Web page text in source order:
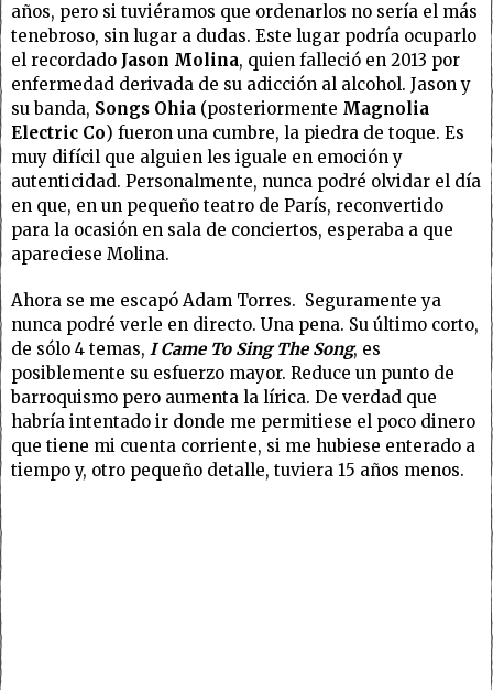
años, pero si tuviéramos que ordenarlos no sería el más
tenebroso, sin lugar a dudas. Este lugar podría ocuparlo
el recordado Jason Molina, quien falleció en 2013 por
enfermedad derivada de su adicción al alcohol. Jason y
su banda, Songs Ohia (posteriormente Magnolia
Electric Co) fueron una cumbre, la piedra de toque. Es
muy difícil que alguien les iguale en emoción y
autenticidad. Personalmente, nunca podré olvidar el día
en que, en un pequeño teatro de París, reconvertido
para la ocasión en sala de conciertos, esperaba a que
apareciese Molina.
Ahora se me escapó Adam Torres. Seguramente ya
nunca podré verle en directo. Una pena. Su último corto,
de sólo 4 temas, I Came To Sing The Song, es
posiblemente su esfuerzo mayor. Reduce un punto de
barroquismo pero aumenta la lírica. De verdad que
habría intentado ir donde me permitiese el poco dinero
que tiene mi cuenta corriente, si me hubiese enterado a
tiempo y, otro pequeño detalle, tuviera 15 años menos.